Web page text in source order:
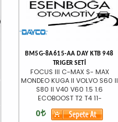
BM5G-8A615-AA DAY KTB 948
TRIGER SETİ
FOCUS III C-MAX S- MAX
MONDEO KUGA II VOLVO S60 II
S80 II V40 V60 1.5 1.6
ECOBOOST T2 T4 11-
0